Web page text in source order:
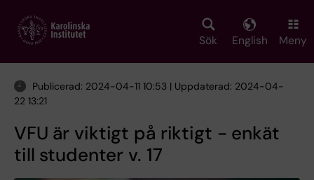
main
Sök English Meny
Publicerad: 2024-04-11 10:53 | Uppdaterad: 2024-04-
22 13:21
VFU är viktigt på riktigt - enkät
till studenter v. 17